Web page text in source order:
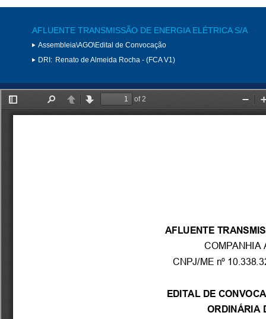
AFLUENTE TRANSMISSÃO DE ENERGIA ELÉTRICA S/A
Assembleia\AGO\Edital de Convocação
DRI: Renato de Almeida Rocha - (FCA V1)